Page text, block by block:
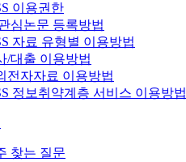
이용권한
심논문 등록방법
자료 유형별 이용방법
/대출 이용방법
전자자료 이용방법
정보취약계층 서비스 이용방법
찾는 질문